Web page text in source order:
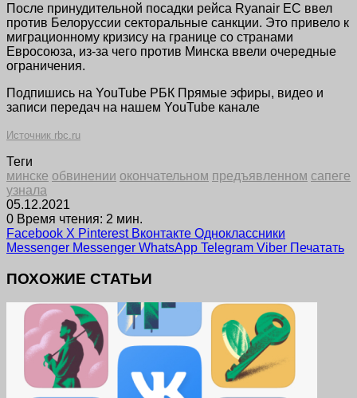
После принудительной посадки рейса Ryanair ЕС ввел
против Белоруссии секторальные санкции. Это привело к
миграционному кризису на границе со странами
Евросоюза, из-за чего против Минска ввели очередные
ограничения.
Подпишись на YouTube РБК Прямые эфиры, видео и
записи передач на нашем YouTube канале
Источник rbc.ru
Теги
минске обвинении окончательном предъявленном сапеге
узнала
05.12.2021
0 Время чтения: 2 мин.
Facebook X Pinterest Вконтакте Одноклассники
Messenger Messenger WhatsApp Telegram Viber Печатать
ПОХОЖИЕ СТАТЬИ